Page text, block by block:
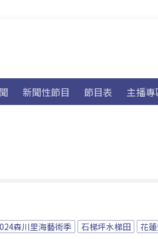
新聞性節目 節目表 主播專
森川里海藝術季 石梯坪水梯田 花